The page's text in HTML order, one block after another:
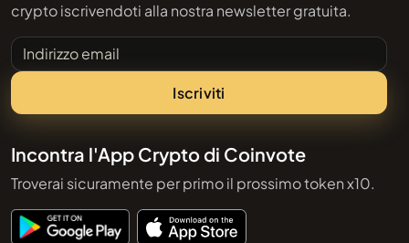
crypto iscrivendoti alla nostra newsletter gratuita.
Indirizzo email
Iscriviti
Incontra l'App Crypto di Coinvote
Troverai sicuramente per primo il prossimo token x10.